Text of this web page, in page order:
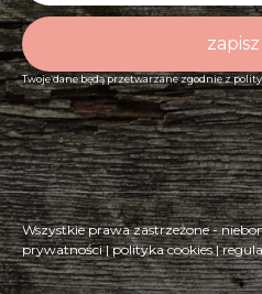
zapisz
Twoje dane będą przetwarzane zgodnie z
Wszystkie prawa zastrzeżone -
prywatności|polityka cookies|